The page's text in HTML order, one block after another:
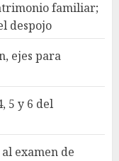
familiar;
despojo
ejes para
5 y 6 del
examen de